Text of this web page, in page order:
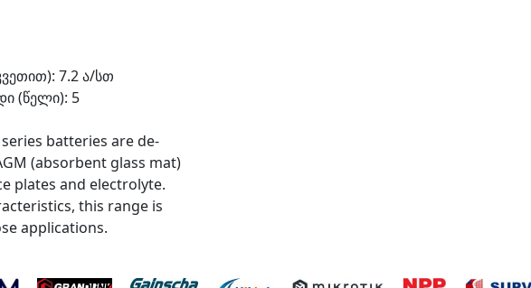
7.2 ა/სთ
(წელი): 5
batteries are de-
(absorbent glass mat)
plates and electrolyte.
this range is
applications.